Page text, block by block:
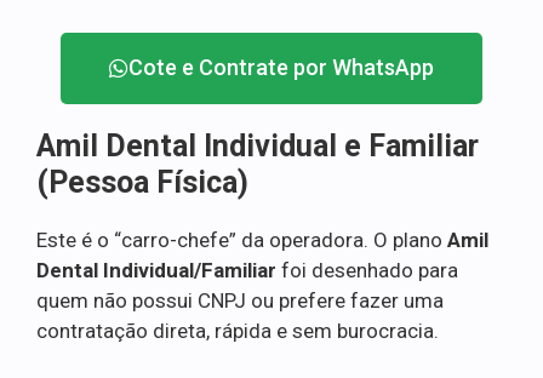
Cote e Contrate por WhatsApp
Amil Dental Individual e Familiar
(Pessoa Física)
Este é o “carro-chefe” da operadora. O plano Amil
Dental Individual/Familiar foi desenhado para
quem não possui CNPJ ou prefere fazer uma
contratação direta, rápida e sem burocracia.